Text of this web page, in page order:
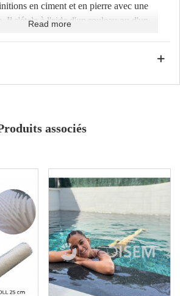
en ciment et en pierre avec une
Il s'étale à l'aide d'un rouleau ou d'un
des thèmes.
à appliquer
Read more
associés